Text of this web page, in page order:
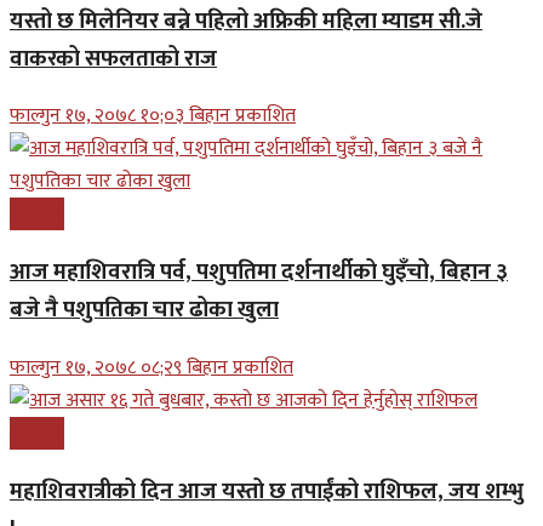
यस्तो छ मिलेनियर बन्ने पहिलो अफ्रिकी महिला म्याडम सी.जे
वाकरको सफलताको राज
फाल्गुन १७, २०७८ १०;०३ बिहान प्रकाशित
आज महाशिवरात्रि पर्व, पशुपतिमा दर्शनार्थीको घुइँचो, बिहान ३
बजे नै पशुपतिका चार ढोका खुला
फाल्गुन १७, २०७८ ०८;२९ बिहान प्रकाशित
महाशिवरात्रीको दिन आज यस्तो छ तपाईंको राशिफल, जय शम्भु